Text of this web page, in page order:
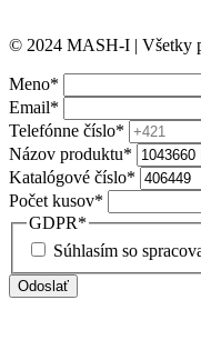
© 2024 MASH-I | Všetky
Meno*
Email*
Telefónne číslo*
Názov produktu*
Katalógové číslo*
Počet kusov*
GDPR*
Súhlasím so
Odoslať